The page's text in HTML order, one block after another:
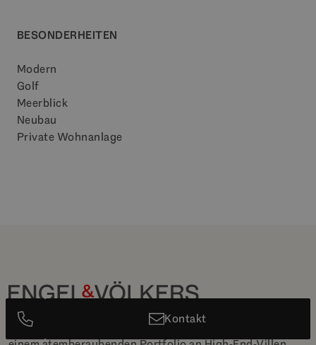
BESONDERHEITEN
Modern
Golf
Meerblick
Neubau
Private Wohnanlage
Der führende Luxus-Immobilienanbieter in Marbella mit
Kontakt